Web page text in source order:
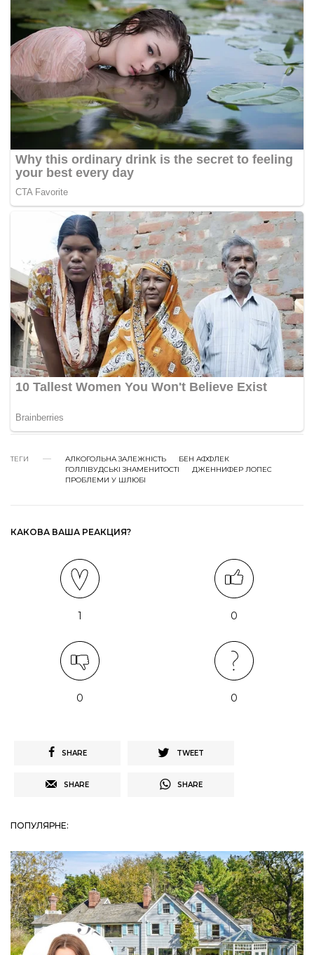
ТЕГИ АЛКОГОЛЬНА ЗАЛЕЖНІСТЬ
БЕН АФФЛЕК
ГОЛЛІВУДСЬКІ ЗНАМЕНИТОСТІ
ДЖЕННИФЕР ЛОПЕС
ПРОБЛЕМИ У ШЛЮБІ
КАКОВА ВАША РЕАКЦИЯ?
1 0
0 0
SHARE TWEET
SHARE SHARE
ПОПУЛЯРНЕ: